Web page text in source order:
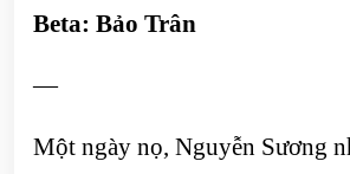
Beta: Bảo Trân
—
Một ngày nọ, Nguyễn Sương